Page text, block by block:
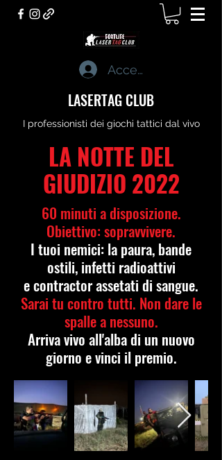
Accedi
LASERTAG CLUB
I professionisti dei giochi tattici dal vivo
LA NOTTE DEL
GIUDIZIO 2022
60 minuti a disposizione.
Obiettivo: sopravvivere.
I tuoi nemici: la paura, bande
ostili, infetti radioattivi
e contractor assetati di sangue.
Sarai tu contro tutti. Non dare le
spalle a nessuno.
Arriva vivo all'alba di un nuovo
giorno e vinci il premio.